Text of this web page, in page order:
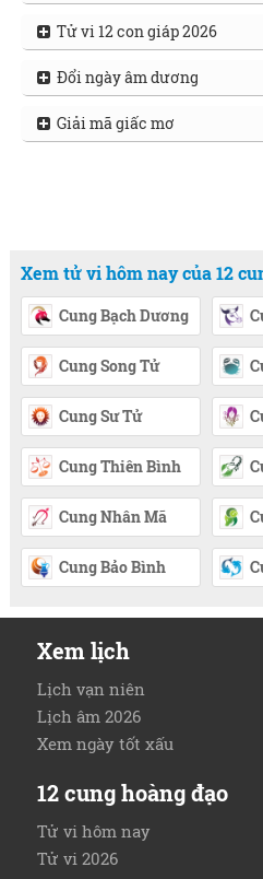
Tử vi 12 con giáp 2026
Đổi ngày âm dương
Giải mã giấc mơ
Xem tử vi hôm nay của 12
Cung Bạch Dương
Cung Song Tử
Cung Sư Tử
Cung Thiên Bình
Cung Nhân Mã
Cung Bảo Bình
Xem lịch
Lịch vạn niên
Lịch âm 2026
Xem ngày tốt xấu
12 cung hoàng đạo
Tử vi hôm nay
Tử vi 2026